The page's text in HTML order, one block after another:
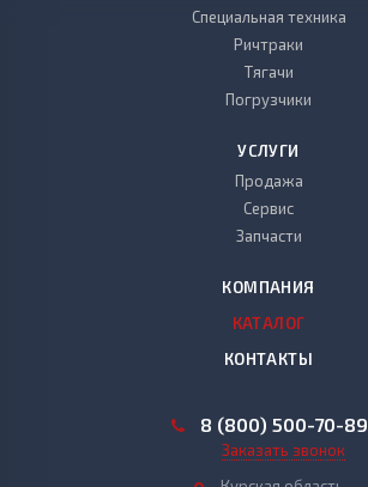
Специальная техника
Ричтраки
Тягачи
Погрузчики
УСЛУГИ
Продажа
Сервис
Запчасти
КОМПАНИЯ
КАТАЛОГ
КОНТАКТЫ
8 (800) 500-70-89
Заказать звонок